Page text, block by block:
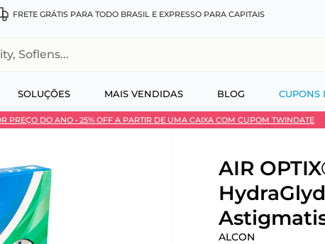
FRETE GRÁTIS PARA TODO BRASIL E EXPRESSO PARA CAPITAIS
SOLUÇÕES MAIS VENDIDAS BLOG CUPONS
PREÇO DO ANO • 25% OFF A PARTIR DE UMA CAIXA COM CUPOM TWINDATE
AIR
ALCON